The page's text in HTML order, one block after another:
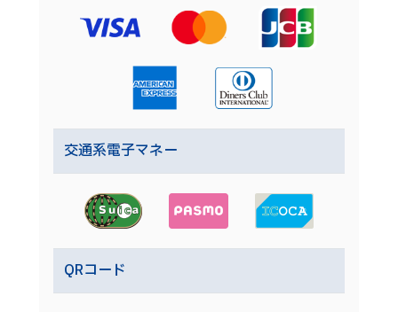
交通系電子マネー
QRコード